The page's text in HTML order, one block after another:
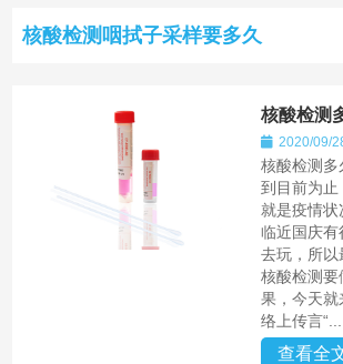
核酸检测咽拭子采样要多久
核酸检测
2020/09/
核酸检测
到目前为止
就是疫情状
临近国庆有
去玩，所以
核酸检测要
果，今天就
络上传言“...
查看全